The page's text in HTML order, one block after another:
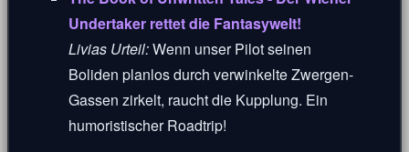
Undertaker rettet die Fantasywelt!
Livias Urteil:Wenn unser Pilot seinen
Boliden planlos durch verwinkelte Zwergen-
Gassen zirkelt, raucht die Kupplung. Ein
humoristischer Roadtrip!